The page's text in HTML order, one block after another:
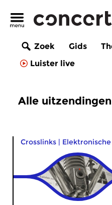
Zoek Gids
Luister live
Alle
Crosslinks | Elektronische